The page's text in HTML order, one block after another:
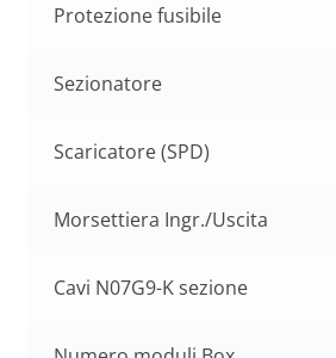
Protezione fusibile
Sezionatore
Scaricatore (SPD)
Morsettiera Ingr./Uscita
Cavi N07G9-K sezione